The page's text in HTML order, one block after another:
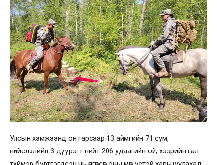
Улсын хэмжээнд он гарсаар 13 аймгийн 71 сум,
нийслэлийн 3 дүүрэгт нийт 206 удаагийн ой, хээрийн гал